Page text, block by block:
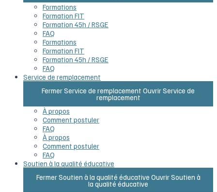
Formations
Formation FIT
Formation 45h / RSGE
FAQ
Formations
Formation FIT
Formation 45h / RSGE
FAQ
Service de remplacement
Fermer Service de remplacement Ouvrir Service de
remplacement
À propos
Comment postuler
FAQ
À propos
Comment postuler
FAQ
Soutien à la qualité éducative
Fermer Soutien à la qualité éducative Ouvrir Soutien à
la qualité éducative